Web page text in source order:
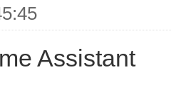
Assistant